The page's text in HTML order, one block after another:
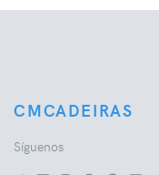
CMCADEIRAS
Síguenos